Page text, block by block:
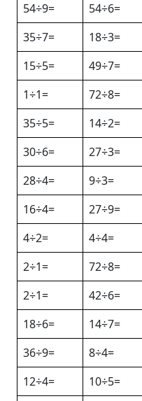
54÷9=
54÷6=
35÷7=
18÷3=
15÷5=
49÷7=
1÷1=
72÷8=
35÷5=
14÷2=
30÷6=
27÷3=
28÷4=
9÷3=
16÷4=
27÷9=
4÷2=
4÷4=
2÷1=
72÷8=
2÷1=
42÷6=
18÷6=
14÷7=
36÷9=
8÷4=
12÷4=
10÷5=